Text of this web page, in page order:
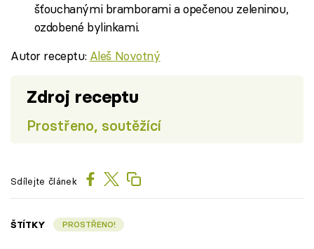
šťouchanými bramborami a opečenou zeleninou,
ozdobené bylinkami.
Autor receptu: Aleš Novotný
Zdroj receptu
Prostřeno, soutěžící
Sdílejte článek
ŠTÍTKY PROSTŘENO!